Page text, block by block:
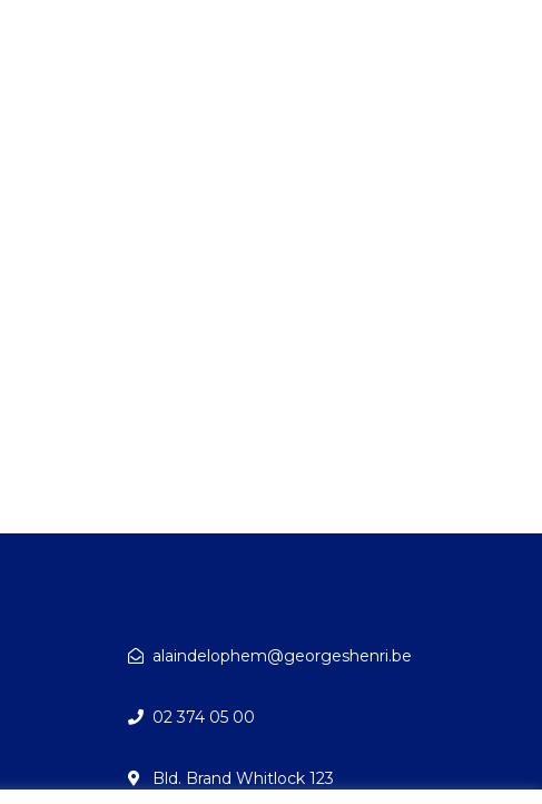
alaindelophem@georgeshenri.be
02 374 05 00
Bld. Brand Whitlock 123